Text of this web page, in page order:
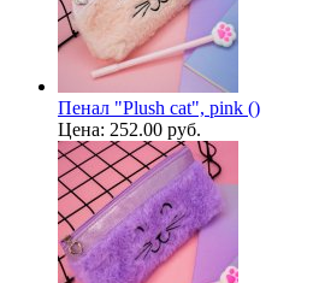
Пенал "Plush cat", pink ()
Цена: 252.00 руб.